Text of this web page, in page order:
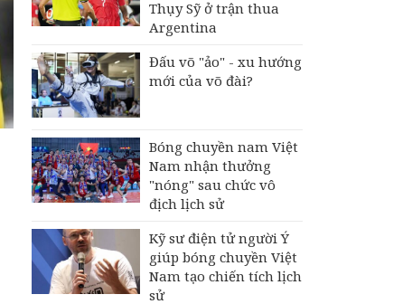
Thụy Sỹ ở trận thua
Argentina
Đấu võ "ảo" - xu hướng
mới của võ đài?
Bóng chuyền nam Việt
Nam nhận thưởng
"nóng" sau chức vô
địch lịch sử
Kỹ sư điện tử người Ý
giúp bóng chuyền Việt
Nam tạo chiến tích lịch
sử